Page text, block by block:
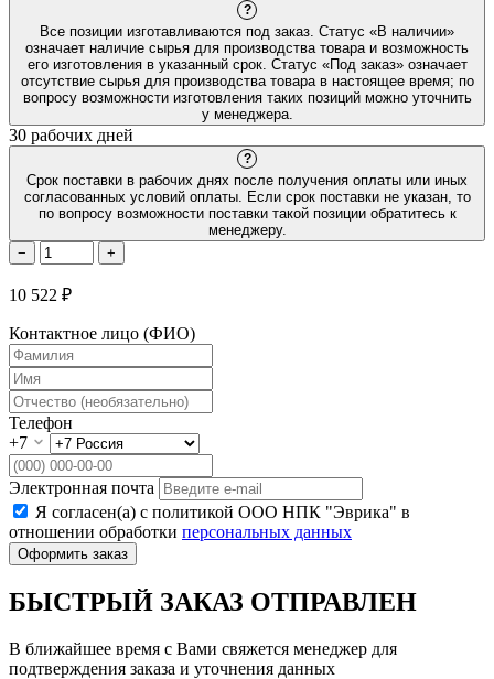
?
Все позиции изготавливаются под заказ. Статус «В наличии»
означает наличие сырья для производства товара и возможность
его изготовления в указанный срок. Статус «Под заказ» означает
отсутствие сырья для производства товара в настоящее время; по
вопросу возможности изготовления таких позиций можно уточнить
у менеджера.
30 рабочих дней
?
Срок поставки в рабочих днях после получения оплаты или иных
согласованных условий оплаты. Если срок поставки не указан, то
по вопросу возможности поставки такой позиции обратитесь к
менеджеру.
−
+
10 522 ₽
Контактное лицо (ФИО)
Телефон
+7
Электронная почта
Я согласен(а) с политикой ООО НПК "Эврика" в
отношении обработки персональных данных
Оформить заказ
БЫСТРЫЙ ЗАКАЗ ОТПРАВЛЕН
В ближайшее время с Вами свяжется менеджер для
подтверждения заказа и уточнения данных